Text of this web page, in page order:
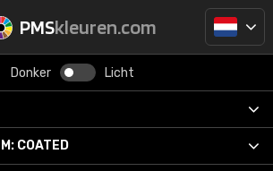
PMSkleuren.com
Donker Licht
COATED